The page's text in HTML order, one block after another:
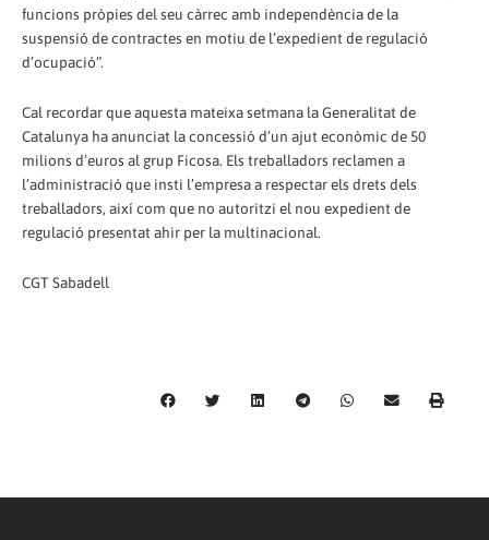
funcions pròpies del seu càrrec amb independència de la
suspensió de contractes en motiu de l’expedient de regulació
d’ocupació”.
Cal recordar que aquesta mateixa setmana la Generalitat de
Catalunya ha anunciat la concessió d’un ajut econòmic de 50
milions d’euros al grup Ficosa. Els treballadors reclamen a
l’administració que insti l’empresa a respectar els drets dels
treballadors, així com que no autoritzi el nou expedient de
regulació presentat ahir per la multinacional.
CGT Sabadell